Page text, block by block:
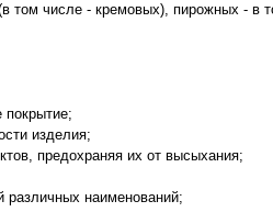
том числе - кремовых), пирожных - в
покрытие;
изделия;
предохраняя их от высыхания;
различных наименований;